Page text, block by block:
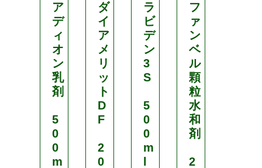
ア
デ
ィ
オ
ン
乳
剤
5
0
0
m
ダ
イ
ア
メ
リ
ッ
ト
D
F
2
0
ラ
ビ
デ
ン
3
S
5
0
0
m
フ
ァ
ン
ベ
ル
顆
粒
水
和
剤
2